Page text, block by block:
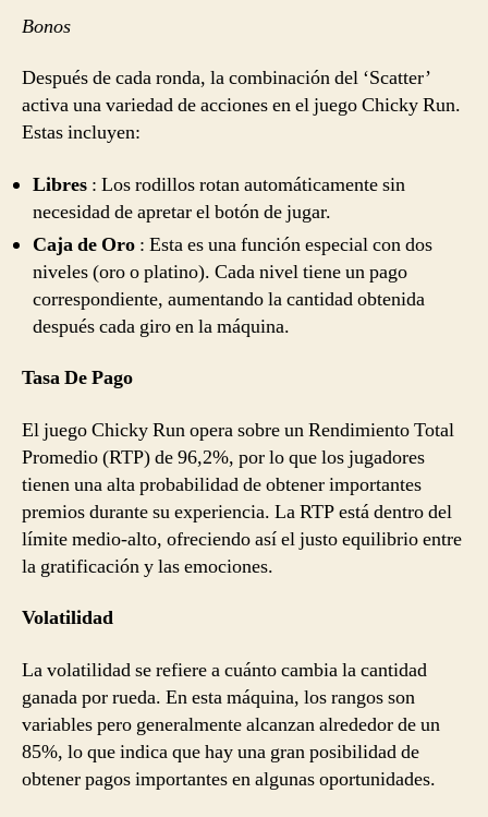
Bonos
Después de cada ronda, la combinación del ‘Scatter’
activa una variedad de acciones en el juego Chicky Run.
Estas incluyen:
Libres : Los rodillos rotan automáticamente sin
necesidad de apretar el botón de jugar.
Caja de Oro : Esta es una función especial con dos
niveles (oro o platino). Cada nivel tiene un pago
correspondiente, aumentando la cantidad obtenida
después cada giro en la máquina.
Tasa De Pago
El juego Chicky Run opera sobre un Rendimiento Total
Promedio (RTP) de 96,2%, por lo que los jugadores
tienen una alta probabilidad de obtener importantes
premios durante su experiencia. La RTP está dentro del
límite medio-alto, ofreciendo así el justo equilibrio entre
la gratificación y las emociones.
Volatilidad
La volatilidad se refiere a cuánto cambia la cantidad
ganada por rueda. En esta máquina, los rangos son
variables pero generalmente alcanzan alrededor de un
85%, lo que indica que hay una gran posibilidad de
obtener pagos importantes en algunas oportunidades.